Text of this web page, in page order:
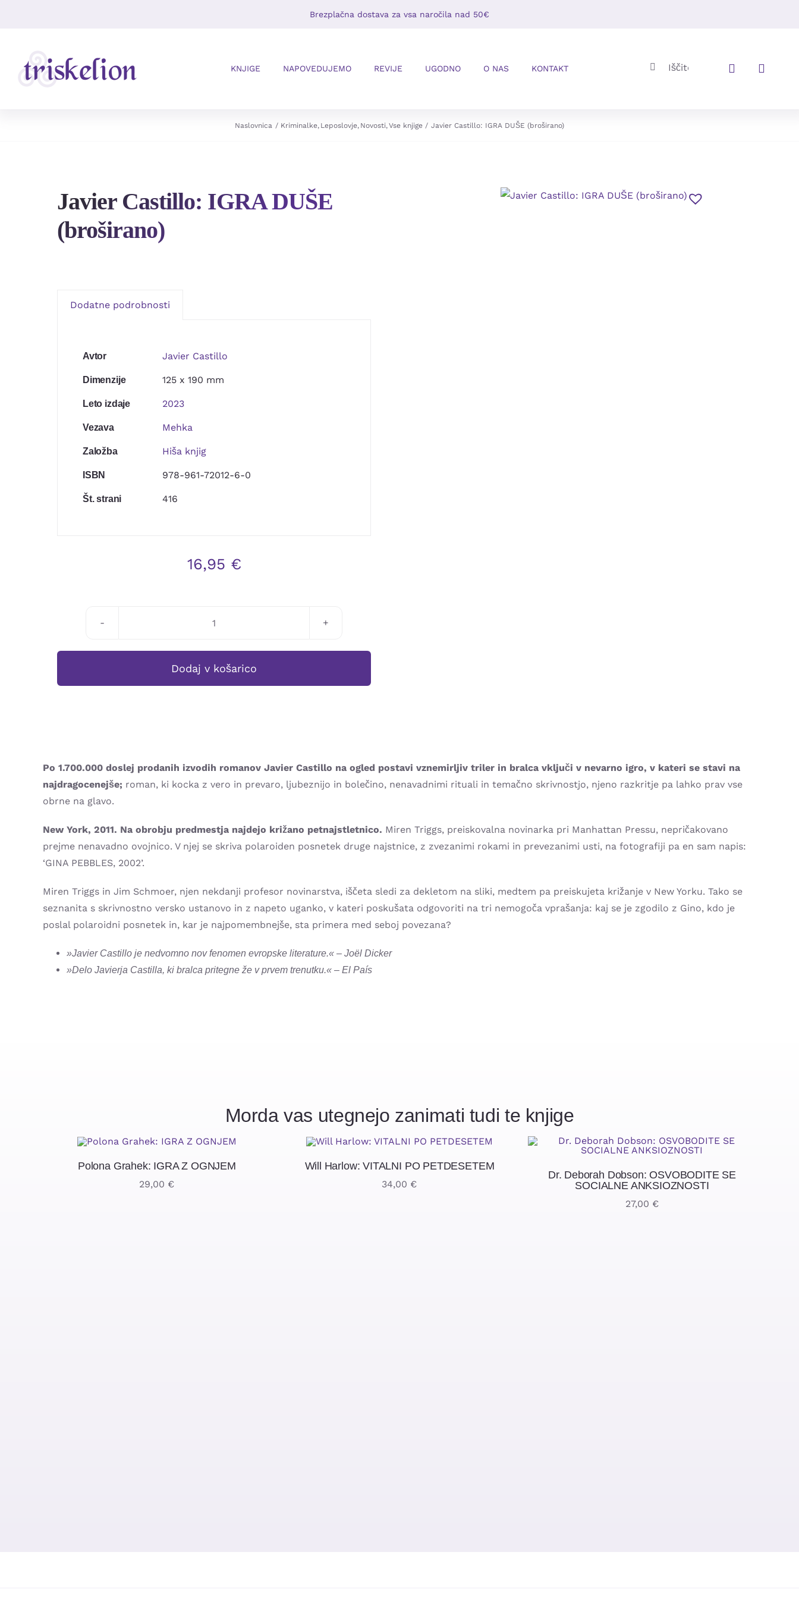
Brezplačna dostava za vsa naročila nad 50€
KNJIGE NAPOVEDUJEMO REVIJE UGODNO O NAS KONTAKT
Naslovnica Kriminalke Leposlovje Novosti Vse knjige Javier Castillo: IGRA DUŠE (broširano)
Javier Castillo: IGRA DUŠE
(broširano)
Dodatne podrobnosti
Avtor Javier Castillo
Dimenzije 125 x 190 mm
Leto izdaje 2023
Vezava Mehka
Založba Hiša knjig
ISBN 978-961-72012-6-0
Št. strani 416
16,95 €
Javier
IGRA
Dodaj v košarico
Po 1.700.000 doslej prodanih izvodih romanov Javier Castillo na ogled postavi vznemirljiv triler in bralca vključi v nevarno igro, v kateri se stavi na
najdragocenejše; roman, ki kocka z vero in prevaro, ljubeznijo in bolečino, nenavadnimi rituali in temačno skrivnostjo, njeno razkritje pa lahko prav vse
obrne na glavo.
New York, 2011. Na obrobju predmestja najdejo križano petnajstletnico. Miren Triggs, preiskovalna novinarka pri Manhattan Pressu, nepričakovano
prejme nenavadno ovojnico. V njej se skriva polaroiden posnetek druge najstnice, z zvezanimi rokami in prevezanimi usti, na fotografiji pa en sam napis:
‘GINA PEBBLES, 2002’.
Miren Triggs in Jim Schmoer, njen nekdanji profesor novinarstva, iščeta sledi za dekletom na sliki, medtem pa preiskujeta križanje v New Yorku. Tako se
seznanita s skrivnostno versko ustanovo in z napeto uganko, v kateri poskušata odgovoriti na tri nemogoča vprašanja: kaj se je zgodilo z Gino, kdo je
poslal polaroidni posnetek in, kar je najpomembnejše, sta primera med seboj povezana?
»Javier Castillo je nedvomno nov fenomen evropske literature.« – Joël Dicker
»Delo Javierja Castilla, ki bralca pritegne že v prvem trenutku.« – El País
Morda vas utegnejo zanimati tudi te knjige
Polona Grahek: IGRA Z OGNJEM
29,00 €
Will Harlow: VITALNI PO PETDESETEM
34,00 €
Dr. Deborah Dobson: OSVOBODITE SE
SOCIALNE ANKSIOZNOSTI
27,00 €